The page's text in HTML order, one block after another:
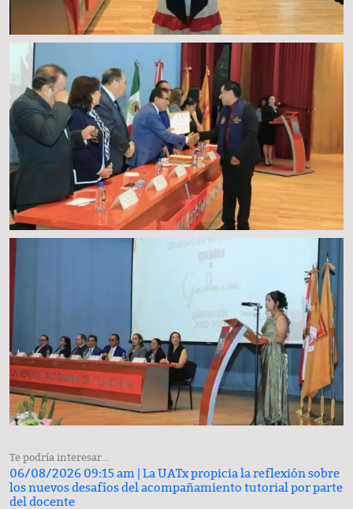
Te podría interesar...
06/08/2026 09:15 am | La UATx propicia la reflexión sobre
los nuevos desafíos del acompañamiento tutorial por parte
del docente